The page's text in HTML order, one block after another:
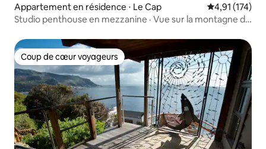
Appartement en résidence ⋅ Le Cap Évaluation
4,91 (174)
Studio penthouse en mezzanine · Vue sur la montagne de
Coup de cœur voyageurs
Coup de cœur voyageurs